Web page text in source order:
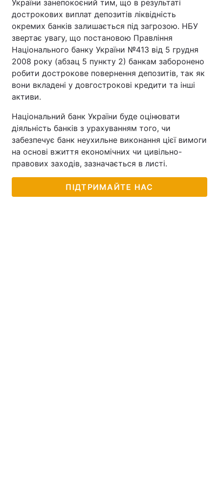
України занепокоєний тим, що в результаті
дострокових виплат депозитів ліквідність
окремих банків залишається під загрозою. НБУ
звертає увагу, що постановою Правління
Національного банку України №413 від 5 грудня
2008 року (абзац 5 пункту 2) банкам заборонено
робити дострокове повернення депозитів, так як
вони вкладені у довгострокові кредити та інші
активи.
Національний банк України буде оцінювати
діяльність банків з урахуванням того, чи
забезпечує банк неухильне виконання цієї вимоги
на основі вжиття економічних чи цивільно-
правових заходів, зазначається в листі.
ПІДТРИМАЙТЕ НАС